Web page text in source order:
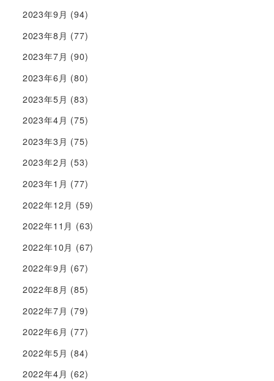
2023年9月 (94)
2023年8月 (77)
2023年7月 (90)
2023年6月 (80)
2023年5月 (83)
2023年4月 (75)
2023年3月 (75)
2023年2月 (53)
2023年1月 (77)
2022年12月 (59)
2022年11月 (63)
2022年10月 (67)
2022年9月 (67)
2022年8月 (85)
2022年7月 (79)
2022年6月 (77)
2022年5月 (84)
2022年4月 (62)